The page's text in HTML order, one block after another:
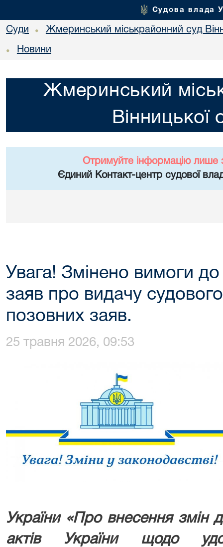
Судова влада
Суди • Жмеринський міськрайонний суд
• Новини
Жмеринський
Вінницької
Отримуйте інформацію лише
Єдиний Контакт-центр судової
Увага! Змінено вимоги
заяв про видачу
позовних заяв.
25 травня 2026, 09:53
України «Про внесення змін
актів України щодо